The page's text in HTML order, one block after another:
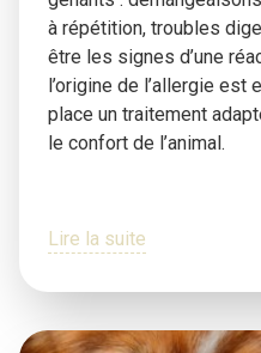
à répétition, troubles
être les signes d’une
l’origine de l’allergie
place un traitement
le confort de l’animal.
Lire la suite